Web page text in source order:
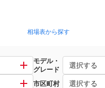
相場表から探す
モデル・
グレード
選択する
市区町村 選択する